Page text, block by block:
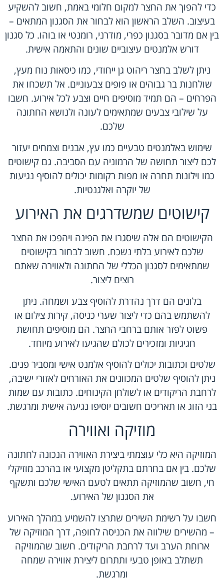
כדי להפוך את החצר למקום חלומי באמת, חשוב להשקיע
בעיצוב. השלב הראשון הוא לבחור את הסגנון המתאים –
בין אם מדובר בסגנון כפרי, מודרני, רומנטי או בוהו. כל סגנון
דורש אלמנטים עיצוביים שונים והתאמה אישית.
ניתן לשלב בחצר ריהוט גן ייחודי, כמו כיסאות נוח מעץ,
שולחנות בר גבוהים או פופים צבעוניים. אל תשכחו את
הפרחים – הם תמיד מוסיפים חיים וצבע לכל אירוע. חשבו
על שילובי צבעים שמתאימים לעונה ולנושא החתונה
שלכם.
שימוש באלמנטים טבעיים כמו עץ, אבנים וצמחים יעזור
לכם ליצור תחושה של הרמוניה עם הסביבה. גם קישוטים
כמו וילונות תחרה או מפות רקומות יכולים להוסיף נגיעות
של יוקרה ואלגנטיות.
קישוטים שמשדרגים את האירוע
הקישוטים הם אלה שיסגרו את הפינה ויהפכו את החצר
שלכם לאירוע בלתי נשכח. חשוב לבחור בקישוטים
שמתאימים לסגנון הכללי של החתונה ולאווירה שאתם
רוצים ליצור.
בלונים הם דרך נהדרת להוסיף צבע ושמחה. ניתן
להשתמש בהם כדי ליצור שערי כניסה, קירות צילום או
פשוט לפזר אותם ברחבי החצר. הם מוסיפים תחושת
חגיגיות ומזכירים לכולם שהגיעו לאירוע מיוחד.
שלטים וכתובות יכולים להוסיף אלמנט אישי ומסביר פנים.
ניתן להוסיף שלטים המכוונים את האורחים לאזורי ישיבה,
לרחבת הריקודים או לשולחן הקינוחים. כתובות עם שמות
בני הזוג או תאריכים חשובים יוסיפו נגיעה אישית ומרגשת.
מוזיקה ואווירה
המוזיקה היא כלי עוצמתי ביצירת האווירה הנכונה לחתונה
שלכם. בין אם בחרתם בתקליטן מקצועי או בהרכב מוזיקלי
חי, חשוב שהמוזיקה תתאים לטעם האישי שלכם ותשקף
את הסגנון של האירוע.
חשבו על רשימת השירים שתרצו להשמיע במהלך האירוע
– מהשירים שילווה את הכניסה לחופה, דרך המוזיקה של
ארוחת הערב ועד לרחבת הריקודים. חשוב שהמוזיקה
תשתלב באופן טבעי ותתרום ליצירת אווירה שמחה
ומרגשת.